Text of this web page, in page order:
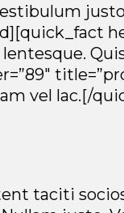
vel lac.[/
taciti